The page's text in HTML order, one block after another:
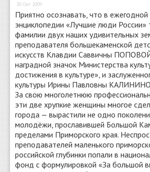
Справочник
Погода
О сайте
30 Окт 2009
Приятно осознавать, что в
энциклопедии «Лучшие люди России»
фамилии двух наших удивительных
преподавателя большекаменской
искусств Клавдии Саввичны
наградной значок Министерства
достижения в культуре», и
культуры Ирины Павловны
За свою многолетнюю
эти две хрупкие женщины многое
города — вырастили не одно
молодёжи, прославившей Большой
пределами Приморского края.
преподавателей маленького
российской глубинки попали в
фонд с формулировкой «За большой